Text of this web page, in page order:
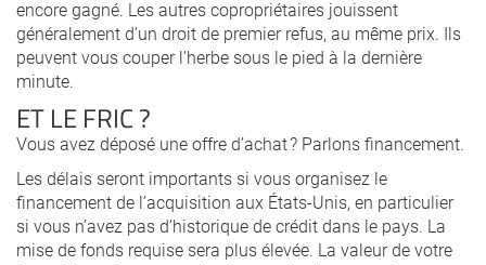
encore gagné. Les autres copropriétaires jouissent
généralement d’un droit de premier refus, au même prix. Ils
peuvent vous couper l’herbe sous le pied à la dernière
minute.
ET LE FRIC ?
Vous avez déposé une offre d’achat ? Parlons financement.
Les délais seront importants si vous organisez le
financement de l’acquisition aux États-Unis, en particulier
si vous n’avez pas d’historique de crédit dans le pays. La
mise de fonds requise sera plus élevée. La valeur de votre